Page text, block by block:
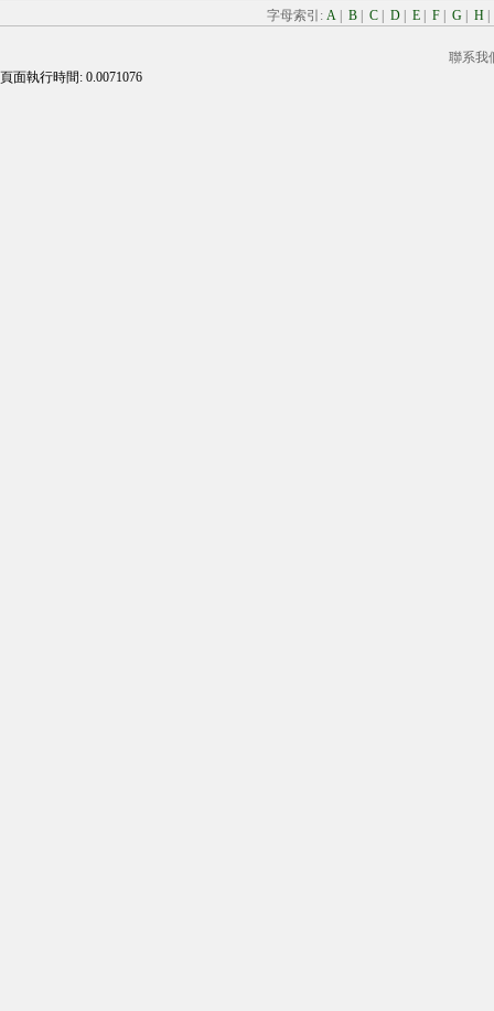
字母索引: A B C D E F G H
聯系我
頁面執行時間: 0.0071076